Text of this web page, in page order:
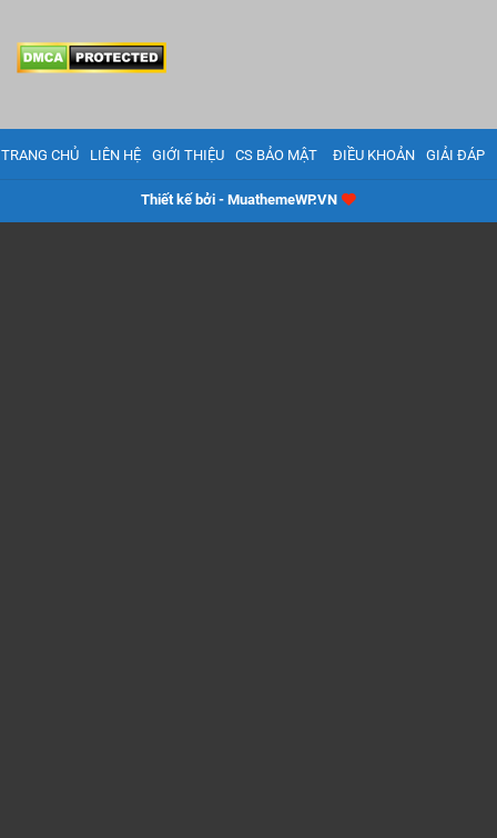
TRANG CHỦ LIÊN HỆ GIỚI THIỆU CS BẢO MẬT ĐIỀU KHOẢN GIẢI ĐÁP
Thiết kế bởi - MuathemeWP.VN